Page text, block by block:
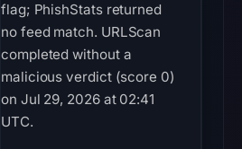
flag; PhishStats returned
no feed match. URLScan
completed without a
malicious verdict (score 0)
on Jul 29, 2026 at 02:41
UTC.